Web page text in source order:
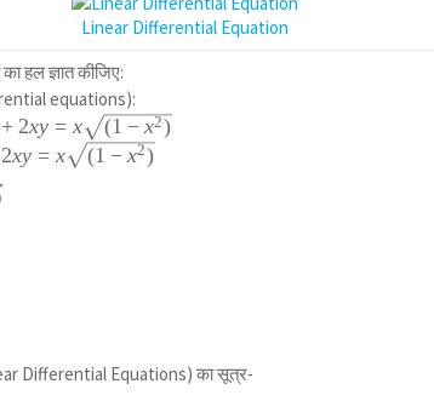
Linear Differential Equation
हल ज्ञात कीजिए:
equations):
+ 2xy = x (1 − x2)
2xy = x (1 − x2)
Differential Equations) का सूत्र-